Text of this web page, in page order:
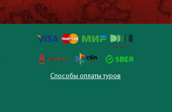
Мы не продаём туры он-лайн.
Сначала наш менеджер
убедится в наличии тура по
указанной цене и только после
это связывается с клиентом.
Да! Это не современно, но зато
надёжно!
Способы оплаты туров